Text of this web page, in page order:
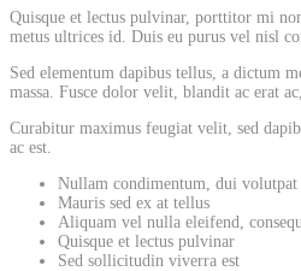
Quisque et lectus pulvinar, porttitor mi
metus ultrices id. Duis eu purus vel nisl
Sed elementum dapibus tellus, a dictum
massa. Fusce dolor velit, blandit ac erat
Curabitur maximus feugiat velit, sed
ac est.
Nullam condimentum, dui
Mauris sed ex at tellus
Aliquam vel nulla eleifend,
Quisque et lectus pulvinar
Sed sollicitudin viverra est